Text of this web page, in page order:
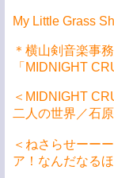
My Little Grass
＊横山剣音楽事
「MIDNIGHT
＜MIDNIGHT
二人の世界／石
＜ねさらせーー
ア！なんだなる